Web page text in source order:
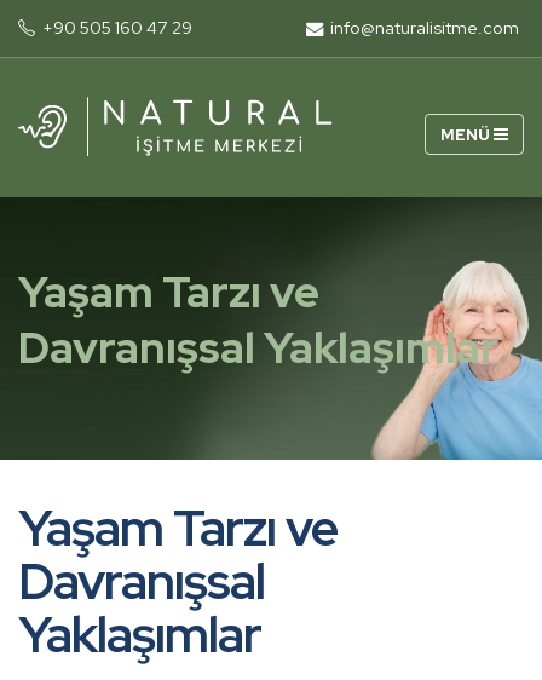
+90 505 160 47 29 info@naturalisitme.com
Yaşam Tarzı ve
Davranışsal Yaklaşımlar
Yaşam Tarzı ve
Davranışsal
Yaklaşımlar